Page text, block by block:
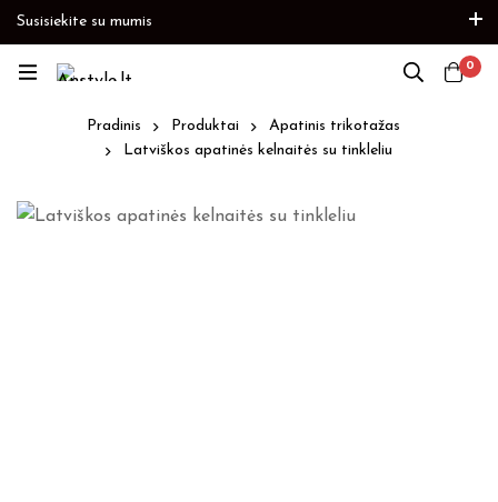
Susisiekite su mumis
Paskubėkite
0
Pradinis Produktai
Apatinis trikotažas
Latviškos apatinės kelnaitės su tinkleliu